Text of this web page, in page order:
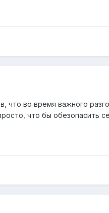
что во время важного
что бы обезопасить